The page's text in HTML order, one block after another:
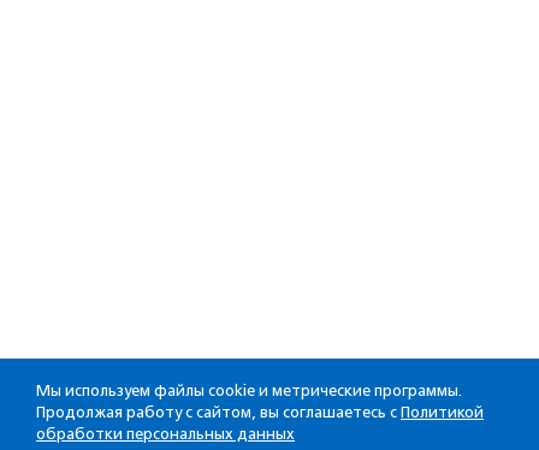
Мы используем файлы cookie и метрические программы.
Продолжая работу с сайтом, вы соглашаетесь с Политикой
обработки персональных данных